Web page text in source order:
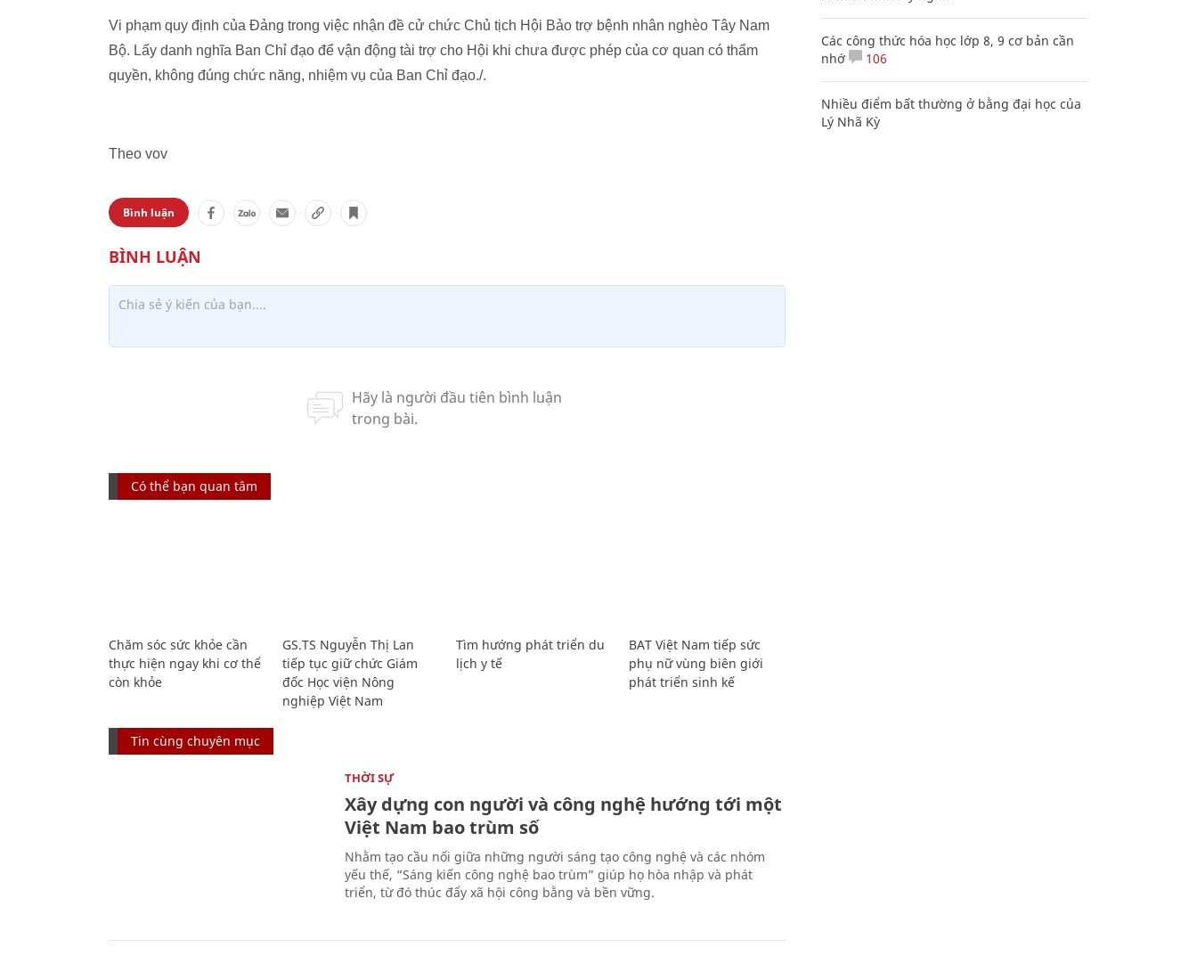
Vi phạm quy định của Đảng trong việc nhận đề cử chức Chủ tịch Hội Bảo trợ bệnh nhân nghèo Tây Nam
Bộ. Lấy danh nghĩa Ban Chỉ đạo để vận động tài trợ cho Hội khi chưa được phép của cơ quan có thẩm
quyền, không đúng chức năng, nhiệm vụ của Ban Chỉ đạo./.
Theo vov
Bình luận
Có thể bạn quan tâm
Chăm sóc sức khỏe cần
thực hiện ngay khi cơ thể
còn khỏe
GS.TS Nguyễn Thị Lan
tiếp tục giữ chức Giám
đốc Học viện Nông
nghiệp Việt Nam
Tìm hướng phát triển du
lịch y tế
BAT Việt Nam tiếp sức
phụ nữ vùng biên giới
phát triển sinh kế
Tin cùng chuyên mục
THỜI SỰ
Xây dựng con người và công nghệ hướng tới một
Việt Nam bao trùm số
Nhằm tạo cầu nối giữa những người sáng tạo công nghệ và các nhóm
yếu thế, “Sáng kiến công nghệ bao trùm” giúp họ hòa nhập và phát
triển, từ đó thúc đẩy xã hội công bằng và bền vững.
Các công thức hóa học lớp 8, 9 cơ bản cần
nhớ
106
Nhiều điểm bất thường ở bằng đại học của
Lý Nhã Kỳ